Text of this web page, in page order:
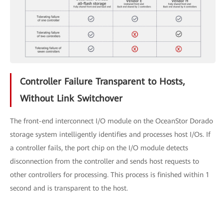
Controller Failure Transparent to Hosts,
Without Link Switchover
The front-end interconnect I/O module on the OceanStor Dorado
storage system intelligently identifies and processes host I/Os. If
a controller fails, the port chip on the I/O module detects
disconnection from the controller and sends host requests to
other controllers for processing. This process is finished within 1
second and is transparent to the host.